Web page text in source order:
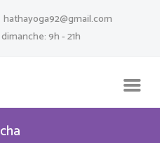
hathayoga92@gmail.com
9h - 21h